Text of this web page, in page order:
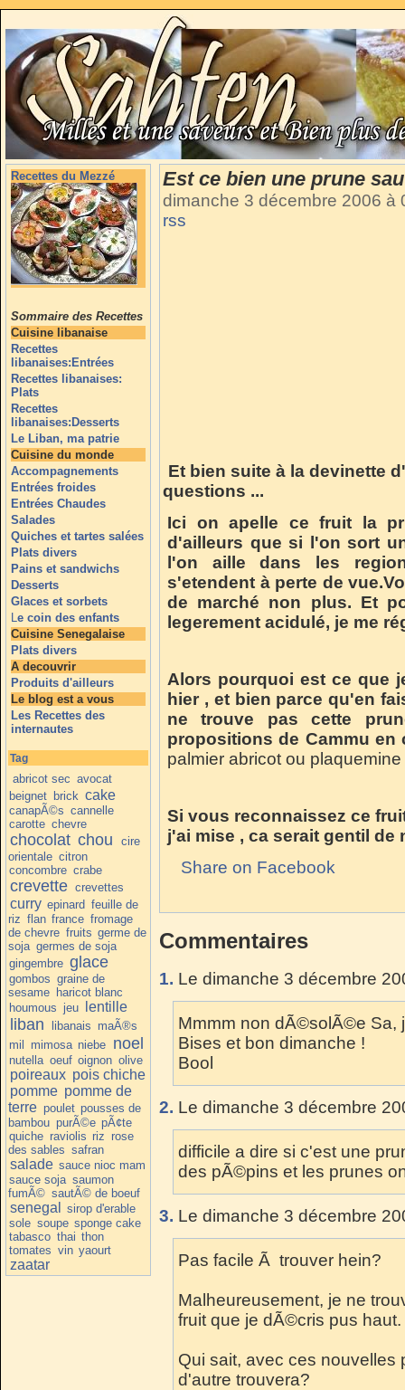
Recettes du Mezzé
Sommaire des Recettes
Cuisine libanaise
Recettes
libanaises:Entrées
Recettes libanaises:
Plats
Recettes
libanaises:Desserts
Le Liban, ma patrie
Cuisine du monde
Accompagnements
Entrées froides
Entrées Chaudes
Salades
Quiches et tartes salées
Plats divers
Pains et sandwichs
Desserts
Glaces et sorbets
Le coin des enfants
Cuisine Senegalaise
Plats divers
A decouvrir
Produits d'ailleurs
Le blog est a vous
Les Recettes des
internautes
Tag
abricot sec avocat
beignet brick cake
canapÃ©s cannelle
carotte chevre
chocolat chou
cire
orientale citron
concombre crabe
crevette crevettes
curry epinard feuille de
riz flan france fromage
de chevre fruits germe de
soja germes de soja
gingembre glace
gombos graine de
sesame haricot blanc
houmous jeu lentille
liban libanais maÃ®s
mil mimosa niebe noel
nutella oeuf oignon olive
poireaux pois chiche
pomme pomme de
terre poulet pousses de
bambou purÃ©e pÃ¢te
quiche raviolis riz rose
des sables safran
salade sauce nioc mam
sauce soja saumon
fumÃ© sautÃ© de boeuf
senegal
sirop d'erable
sole soupe sponge cake
tabasco thai thon
tomates vin yaourt
zaatar
Est ce bien une prune
dimanche 3 décembre 2006 à
rss
Et bien suite à la devinette
questions ...
Ici on apelle ce fruit la
d'ailleurs que si l'on sort
l'on aille dans les
s'etendent à perte de
de marché non plus. Et
legerement acidulé, je me
Alors pourquoi est ce que
hier , et bien parce qu'en
ne trouve pas cette
propositions de Cammu
palmier abricot ou
Si vous reconnaissez ce
j'ai mise , ca serait gentil de
Share on Facebook
Commentaires
1. Le dimanche 3 décembre
Mmmm non dÃ©solÃ©e Sa,
Bises et bon dimanche !
Bool
2. Le dimanche 3 décembre
difficile a dire si c'est une
des pÃ©pins et les prunes
3. Le dimanche 3 décembre
Pas facile Ã trouver hein?
Malheureusement, je ne
fruit que je dÃ©cris pus haut.
Qui sait, avec ces nouvelles
d'autre trouvera?